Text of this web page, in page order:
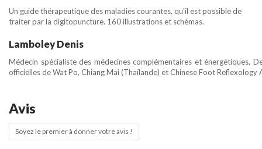
Un guide thérapeutique des maladies courantes, qu'il est possible de
traiter par la digitopuncture. 160 illustrations et schémas.
Lamboley Denis
Médecin spécialiste des médecines complémentaires et énergétiques,
officielles de Wat Po, Chiang Mai (Thaïlande) et Chinese Foot
Avis
Soyez le premier à donner votre avis !